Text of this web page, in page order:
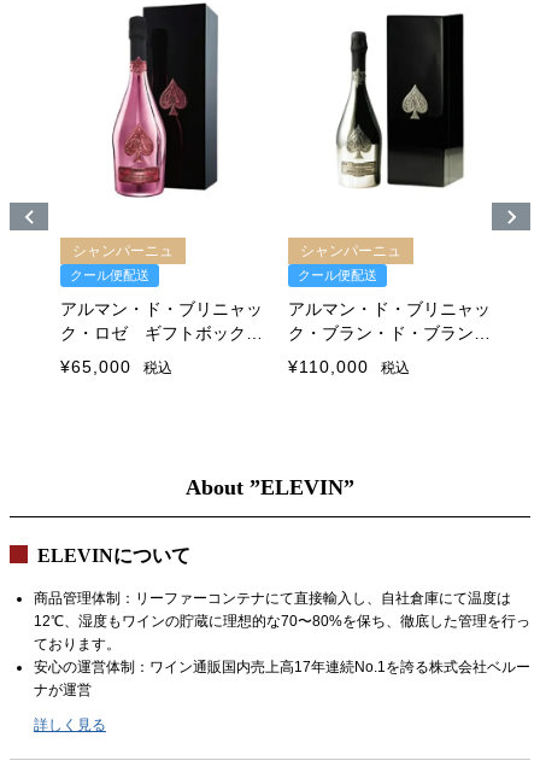
シャンパーニュ
クール便配送
アルマン・ド・ブリニャッ
ク・ロゼ ギフトボックス
付
¥65,000 税込
シャンパーニュ
クール便配送
アルマン・ド・ブリニャッ
ク・ブラン・ド・ブラン
ギフトボックス付
¥110,000 税込
About ”ELEVIN”
ELEVINについて
商品管理体制：リーファーコンテナにて直接輸入し、自社倉庫にて温度は
12℃、湿度もワインの貯蔵に理想的な70〜80%を保ち、徹底した管理を行っ
ております。
安心の運営体制：ワイン通販国内売上高17年連続No.1を誇る株式会社ベルー
ナが運営
詳しく見る